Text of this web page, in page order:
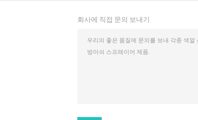
회사에 직접 문의 보내기